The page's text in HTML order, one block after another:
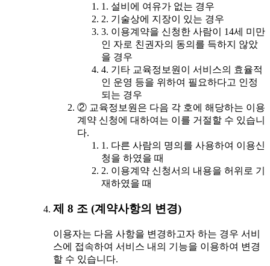
1. 설비에 여유가 없는 경우
2. 기술상에 지장이 있는 경우
3. 이용계약을 신청한 사람이 14세 미만
인 자로 친권자의 동의를 득하지 않았
을 경우
4. 기타 교육정보원이 서비스의 효율적
인 운영 등을 위하여 필요하다고 인정
되는 경우
② 교육정보원은 다음 각 호에 해당하는 이용
계약 신청에 대하여는 이를 거절할 수 있습니
다.
1. 다른 사람의 명의를 사용하여 이용신
청을 하였을 때
2. 이용계약 신청서의 내용을 허위로 기
재하였을 때
제 8 조 (계약사항의 변경)
이용자는 다음 사항을 변경하고자 하는 경우 서비
스에 접속하여 서비스 내의 기능을 이용하여 변경
할 수 있습니다.